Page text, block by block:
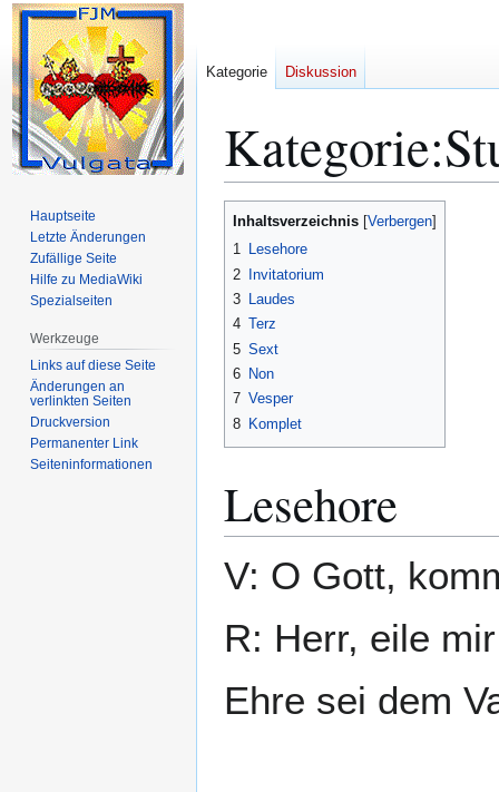
Kategorie:
Zur
Zur
Inhaltsverzeichnis
1 Lesehore
2
Invitatorium
3 Laudes
4 Terz
5 Sext
6 Non
7 Vesper
8 Komplet
Lesehore
V: O Gott,
R: Herr, eile
Ehre sei dem
Kategorie Diskussion
Hauptseite
Letzte Änderungen
Zufällige Seite
Hilfe zu MediaWiki
Spezialseiten
Werkzeuge
Links auf diese Seite
Änderungen an
verlinkten Seiten
Druckversion
Permanenter Link
Seiten­­informationen